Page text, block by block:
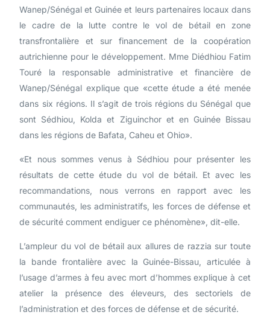
Wanep/Sénégal et Guinée et leurs partenaires locaux dans
le cadre de la lutte contre le vol de bétail en zone
transfrontalière et sur financement de la coopération
autrichienne pour le développement. Mme Diédhiou Fatim
Touré la responsable administrative et financière de
Wanep/Sénégal explique que «cette étude a été menée
dans six régions. Il s’agit de trois régions du Sénégal que
sont Sédhiou, Kolda et Ziguinchor et en Guinée Bissau
dans les régions de Bafata, Caheu et Ohio».
«Et nous sommes venus à Sédhiou pour présenter les
résultats de cette étude du vol de bétail. Et avec les
recommandations, nous verrons en rapport avec les
communautés, les administratifs, les forces de défense et
de sécurité comment endiguer ce phénomène», dit-elle.
L’ampleur du vol de bétail aux allures de razzia sur toute
la bande frontalière avec la Guinée-Bissau, articulée à
l’usage d’armes à feu avec mort d’hommes explique à cet
atelier la présence des éleveurs, des sectoriels de
l’administration et des forces de défense et de sécurité.